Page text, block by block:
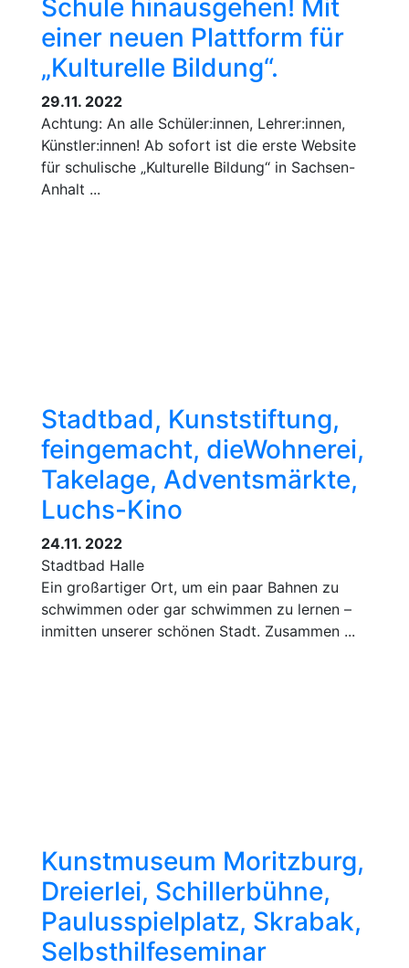
Schule hinausgehen! Mit
einer neuen Plattform für
„Kulturelle Bildung“.
29.11. 2022
Achtung: An alle Schüler:innen, Lehrer:innen,
Künstler:innen! Ab sofort ist die erste Website
für schulische „Kulturelle Bildung“ in Sachsen-
Anhalt ...
Stadtbad, Kunststiftung,
feingemacht, dieWohnerei,
Takelage, Adventsmärkte,
Luchs-Kino
24.11. 2022
Stadtbad Halle
Ein großartiger Ort, um ein paar Bahnen zu
schwimmen oder gar schwimmen zu lernen –
inmitten unserer schönen Stadt. Zusammen ...
Kunstmuseum Moritzburg,
Dreierlei, Schillerbühne,
Paulusspielplatz, Skrabak,
Selbsthilfeseminar